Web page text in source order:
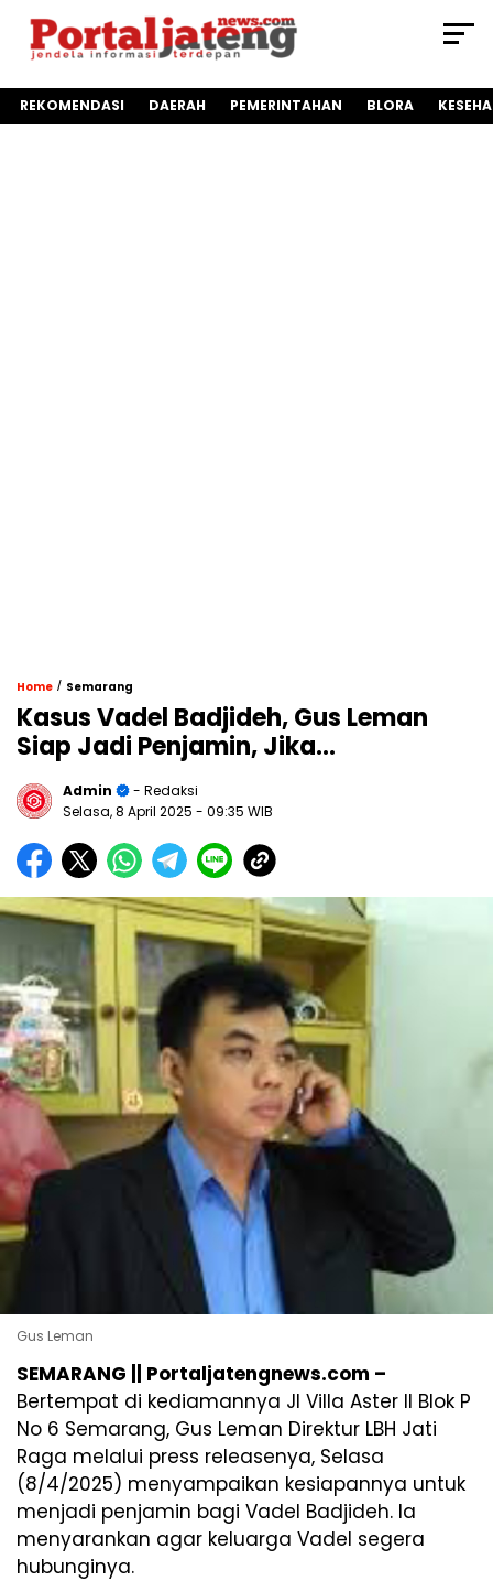
REKOMENDASI DAERAH PEMERINTAHAN BLORA
Home / Semarang
Kasus Vadel Badjideh, Gus Leman
Siap Jadi Penjamin, Jika…
Admin
- Redaksi
Selasa, 8 April 2025 - 09:35 WIB
Gus Leman
SEMARANG || Portaljatengnews.com –
Bertempat di kediamannya Jl Villa Aster II Blok P
No 6 Semarang, Gus Leman Direktur LBH Jati
Raga melalui press releasenya, Selasa
(8/4/2025) menyampaikan kesiapannya untuk
menjadi penjamin bagi Vadel Badjideh. Ia
menyarankan agar keluarga Vadel segera
hubunginya.